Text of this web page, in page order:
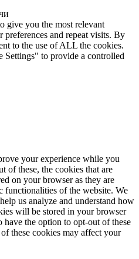
give you the most relevant
and repeat visits. By
to the use of ALL the cookies.
to provide a controlled
your experience while you
of these, the cookies that are
on your browser as they are
functionalities of the website. We
us analyze and understand how
will be stored in your browser
the option to opt-out of these
these cookies may affect your